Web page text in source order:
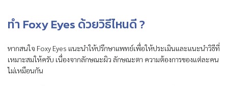
ทำ Foxy Eyes ด้วยวิธีไหนดี ?
หากสนใจ Foxy Eyes แนะนำให้ปรึกษาแพทย์เพื่อให้ประเมินและแนะนำวิธีที่
เหมาะสมให้ครับ เนื่องจากลักษณะผิว ลักษณะตา ความต้องการของแต่ละคน
ไม่เหมือนกัน